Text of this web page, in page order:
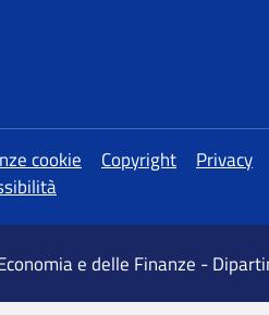
cookie Copyright
Privacy
e delle Finanze -